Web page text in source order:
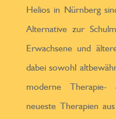
Helios in Nürnberg
Alternative zur
Erwachsene und
dabei sowohl
moderne Therapie-
neueste Therapien